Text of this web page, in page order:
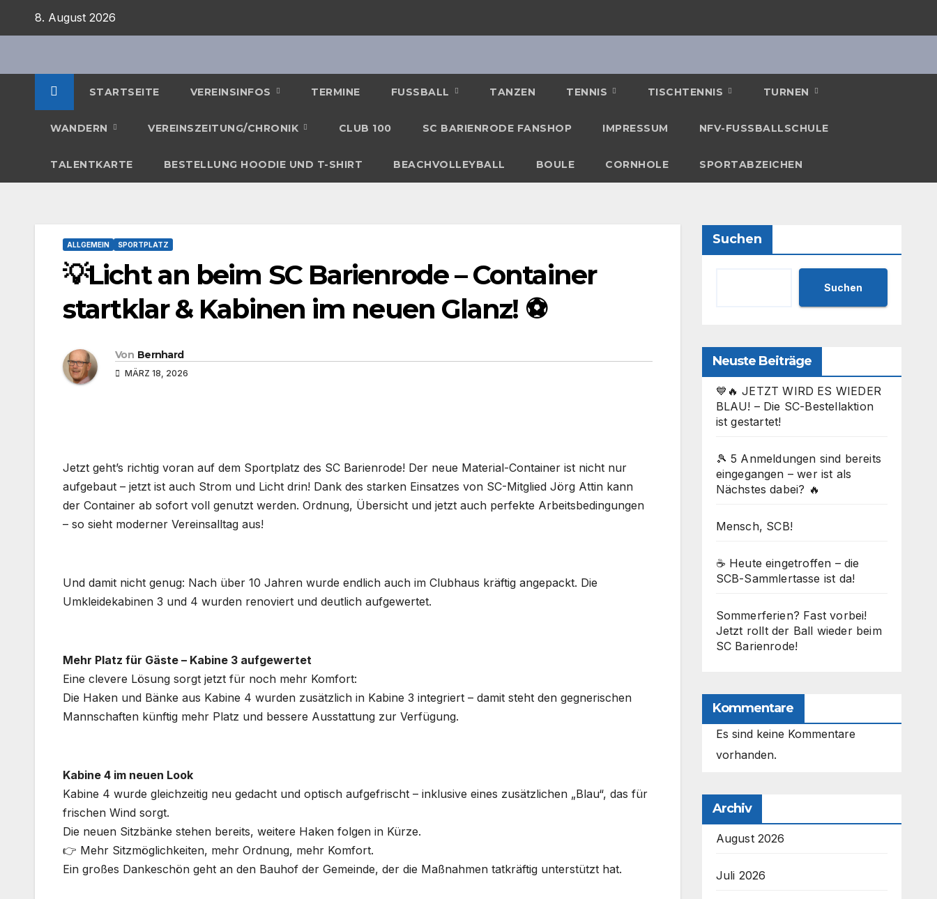
8. August 2026
STARTSEITE VEREINSINFOS TERMINE FUSSBALL TANZEN TENNIS TISCHTENNIS TURNEN
WANDERN VEREINSZEITUNG/CHRONIK CLUB 100 SC BARIENRODE FANSHOP IMPRESSUM NFV-FUSSBALLSCHULE
TALENTKARTE BESTELLUNG HOODIE UND T-SHIRT BEACHVOLLEYBALL BOULE CORNHOLE SPORTABZEICHEN
ALLGEMEIN SPORTPLATZ
💡Licht an beim SC Barienrode – Container
startklar & Kabinen im neuen Glanz! ⚽
Von Bernhard
MÄRZ 18, 2026
Jetzt geht’s richtig voran auf dem Sportplatz des SC Barienrode! Der neue Material-Container ist nicht nur
aufgebaut – jetzt ist auch Strom und Licht drin! Dank des starken Einsatzes von SC-Mitglied Jörg Attin kann
der Container ab sofort voll genutzt werden. Ordnung, Übersicht und jetzt auch perfekte Arbeitsbedingungen
– so sieht moderner Vereinsalltag aus!
Und damit nicht genug: Nach über 10 Jahren wurde endlich auch im Clubhaus kräftig angepackt. Die
Umkleidekabinen 3 und 4 wurden renoviert und deutlich aufgewertet.
Mehr Platz für Gäste – Kabine 3 aufgewertet
Eine clevere Lösung sorgt jetzt für noch mehr Komfort:
Die Haken und Bänke aus Kabine 4 wurden zusätzlich in Kabine 3 integriert – damit steht den gegnerischen
Mannschaften künftig mehr Platz und bessere Ausstattung zur Verfügung.
Kabine 4 im neuen Look
Kabine 4 wurde gleichzeitig neu gedacht und optisch aufgefrischt – inklusive eines zusätzlichen „Blau“, das für
frischen Wind sorgt.
Die neuen Sitzbänke stehen bereits, weitere Haken folgen in Kürze.
👉 Mehr Sitzmöglichkeiten, mehr Ordnung, mehr Komfort.
Ein großes Dankeschön geht an den Bauhof der Gemeinde, der die Maßnahmen tatkräftig unterstützt hat.
Suchen
Suchen
Neuste Beiträge
💙🔥 JETZT WIRD ES WIEDER
BLAU! – Die SC-Bestellaktion
ist gestartet!
🎾 5 Anmeldungen sind bereits
eingegangen – wer ist als
Nächstes dabei? 🔥
Mensch, SCB!
☕ Heute eingetroffen – die
SCB-Sammlertasse ist da!
Sommerferien? Fast vorbei!
Jetzt rollt der Ball wieder beim
SC Barienrode!
Kommentare
Es sind keine Kommentare
vorhanden.
Archiv
August 2026
Juli 2026